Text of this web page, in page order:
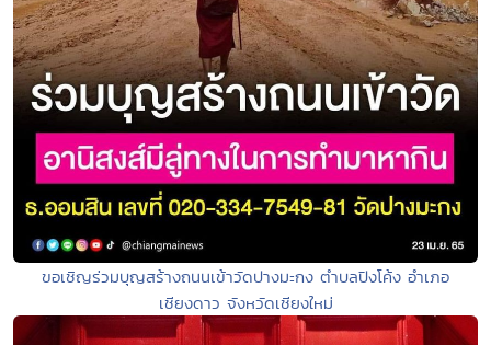
ขอเชิญร่วมบุญสร้างถนนเข้าวัดปางมะกง ตำบลปิงโค้ง อำเภอ
เชียงดาว จังหวัดเชียงใหม่